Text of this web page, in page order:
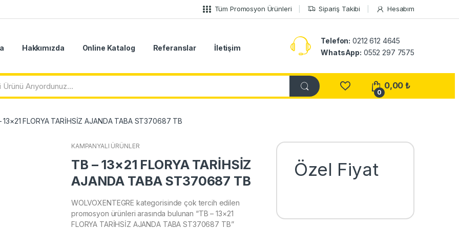
Tüm Promosyon Ürünleri Sipariş Takibi Hesabım
Hakkımızda Online Katalog Referanslar İletişim
Telefon: 0212 612 4645
WhatsApp: 0552 297 7575
0
0,00₺
13×21 FLORYA TARİHSİZ AJANDA TABA ST370687 TB
KAMPANYALI ÜRÜNLER
TB – 13×21 FLORYA TARİHSİZ
AJANDA TABA ST370687 TB
WOLVOXENTEGRE kategorisinde çok tercih edilen
promosyon ürünleri arasında bulunan “TB – 13×21
FLORYA TARİHSİZ AJANDA TABA ST370687 TB”
Özel Fiyat